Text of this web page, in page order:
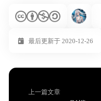
最后更新于 2020-12-26
上一篇文章